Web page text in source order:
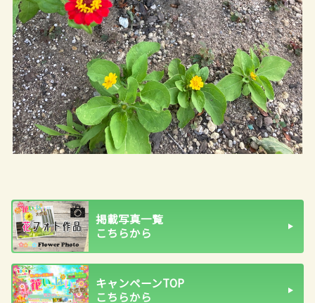
掲載写真一覧
こちらから
キャンペーンTOP
こちらから